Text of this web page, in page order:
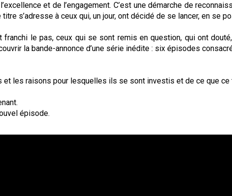
et de l’engagement. C’est une démarche de
s’adresse à ceux qui, un jour, ont décidé de se lancer, en se
franchi le pas, ceux qui se sont remis en question, qui ont
la bande-annonce d’une série inédite : six épisodes
et les raisons pour lesquelles ils se sont investis et de ce que ce
épisode.